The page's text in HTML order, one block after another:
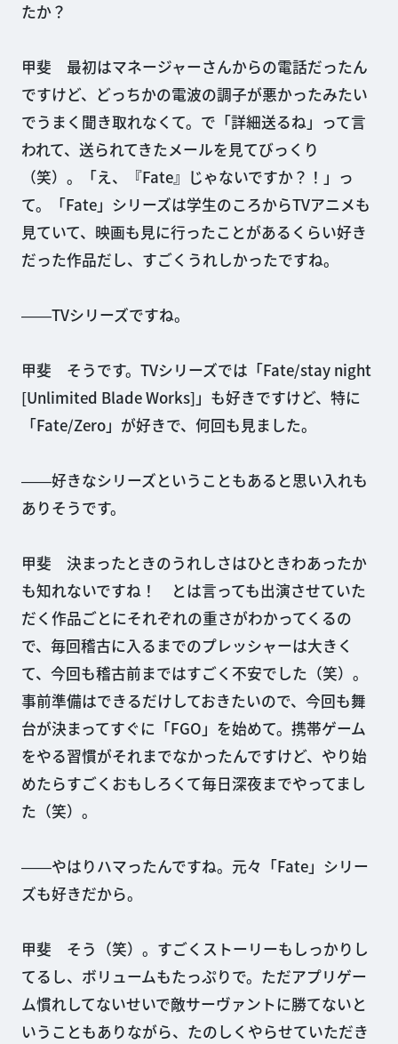
たか？
甲斐 最初はマネージャーさんからの電話だったん
ですけど、どっちかの電波の調子が悪かったみたい
でうまく聞き取れなくて。で「詳細送るね」って言
われて、送られてきたメールを見てびっくり
（笑）。「え、『Fate』じゃないですか？！」っ
て。「Fate」シリーズは学生のころからTVアニメも
見ていて、映画も見に行ったことがあるくらい好き
だった作品だし、すごくうれしかったですね。
――TVシリーズですね。
甲斐 そうです。TVシリーズでは「Fate/stay night
[Unlimited Blade Works]」も好きですけど、特に
「Fate/Zero」が好きで、何回も見ました。
――好きなシリーズということもあると思い入れも
ありそうです。
甲斐 決まったときのうれしさはひときわあったか
も知れないですね！ とは言っても出演させていた
だく作品ごとにそれぞれの重さがわかってくるの
で、毎回稽古に入るまでのプレッシャーは大きく
て、今回も稽古前まではすごく不安でした（笑）。
事前準備はできるだけしておきたいので、今回も舞
台が決まってすぐに「FGO」を始めて。携帯ゲーム
をやる習慣がそれまでなかったんですけど、やり始
めたらすごくおもしろくて毎日深夜までやってまし
た（笑）。
――やはりハマったんですね。元々「Fate」シリー
ズも好きだから。
甲斐 そう（笑）。すごくストーリーもしっかりし
てるし、ボリュームもたっぷりで。ただアプリゲー
ム慣れしてないせいで敵サーヴァントに勝てないと
いうこともありながら、たのしくやらせていただき